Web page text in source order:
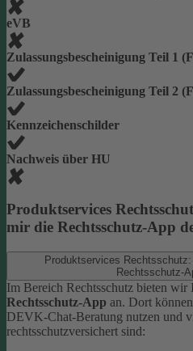
eVB
Zulassungsbescheinigung Teil 1
Zulassungsbescheinigung Teil 2
Kennzeichenschilder
Nachweis über HU
Produktservices
mir die Rechtsschutz-App
Produktservices
Rechtsschutz-
Im Bereich Rechtsschutz bieten wir
Rechtsschutz-App an. Dort
DEVK-Chat-Beratung nutzen und
rechtsschutzversichert sind: